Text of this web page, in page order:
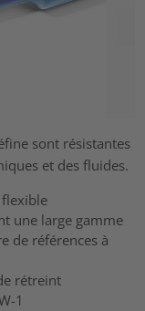
sont résistantes
et des fluides.
une large gamme
de références à
rétreint
1